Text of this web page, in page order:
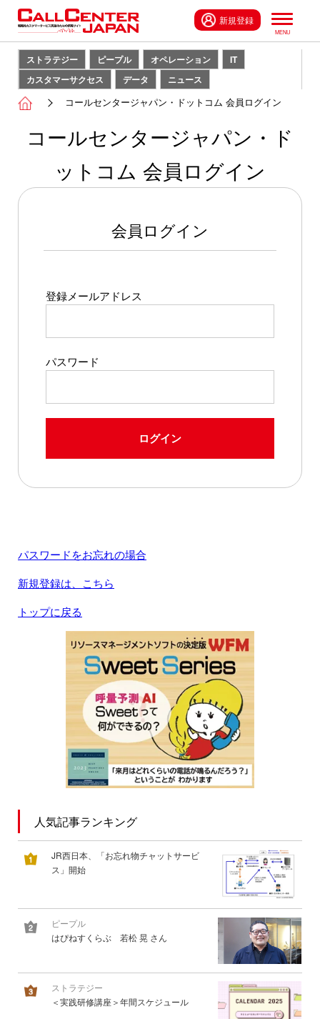
新規登録
ストラテジー ピープル オペレーション
IT
カスタマーサクセス
データ ニュース
コールセンタージャパン・ドットコム 会員ログイン
コールセンタージャパン・ド
ットコム 会員ログイン
会員ログイン
登録メールアドレス
パスワード
ログイン
パスワードをお忘れの場合
新規登録は、こちら
トップに戻る
人気記事ランキング
JR西日本、「お忘れ物チャットサービ
ス」開始
ピープル
はぴねすくらぶ 若松 晃 さん
ストラテジー
＜実践研修講座＞年間スケジュール